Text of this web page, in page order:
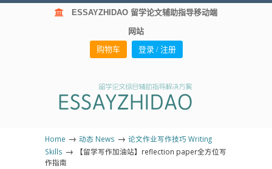
ESSAYZHIDAO 留学论文辅助指导移动端
网站
购物车 登录 / 注册
Home → 动态 News → 论文作业写作技巧 Writing
Skills →
【留学写作加油站】reflection paper全方位写
作指南